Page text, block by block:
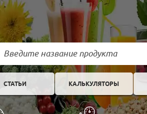
СТАТЬИ КАЛЬКУЛЯТОРЫ